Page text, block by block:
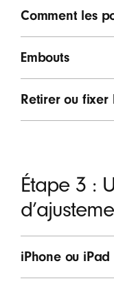
Comment les
Embouts
Retirer ou fixer
Étape 3 :
iPhone ou iPad